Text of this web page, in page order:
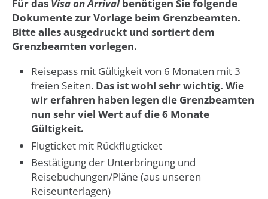
Für das Visa on Arrivalbenötigen Sie folgende
Dokumente zur Vorlage beim Grenzbeamten.
Bitte alles ausgedruckt und sortiert dem
Grenzbeamten vorlegen.
Reisepass mit Gültigkeit von 6 Monaten mit 3
freien Seiten. Das ist wohl sehr wichtig. Wie
wir erfahren haben legen die Grenzbeamten
nun sehr viel Wert auf die 6 Monate
Gültigkeit.
Flugticket mit Rückflugticket
Bestätigung der Unterbringung und
Reisebuchungen/Pläne (aus unseren
Reiseunterlagen)